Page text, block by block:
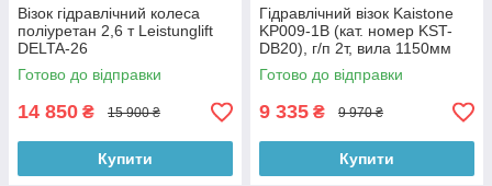
Візок гідравлічний колеса
поліуретан 2,6 т Leistunglift
DELTA-26
Готово до відправки
14 850 ₴ 15 900 ₴
Купити
Гідравлічний візок Kaistone
KP009-1B (кат. номер KST-
DB20), г/п 2т, вила 1150мм
Готово до відправки
9 335 ₴ 9 970 ₴
Купити